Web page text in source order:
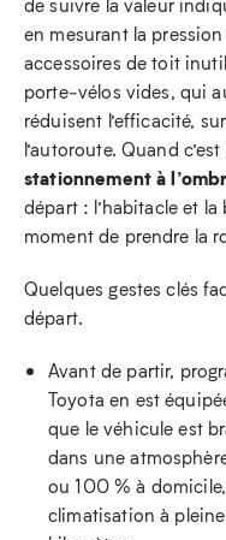
de suivre la valeur
en mesurant la pression
accessoires de toit
porte‑vélos vides, qui
réduisent l’efficacité,
l’autoroute. Quand
stationnement à
départ : l’habitacle et
moment de prendre la
Quelques gestes clés
départ.
Avant de partir,
Toyota en est
que le véhicule est
dans une
ou 100 % à
climatisation à